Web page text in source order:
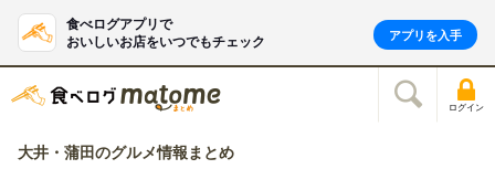
食べログアプリで
おいしいお店をいつでもチェック
アプリを入手
ログイン
大井・蒲田のグルメ情報まとめ